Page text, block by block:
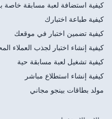
خاصة بك
المحتملين
حية